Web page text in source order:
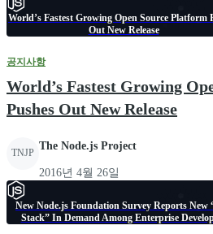
World’s Fastest Growing Open Source Platform
Out New Release
공지사항
World’s Fastest Growing
Pushes Out New Release
TNJP
The Node.js Project
2016년 4월 26일
New Node.js Foundation Survey Reports New
Stack” In Demand Among Enterprise